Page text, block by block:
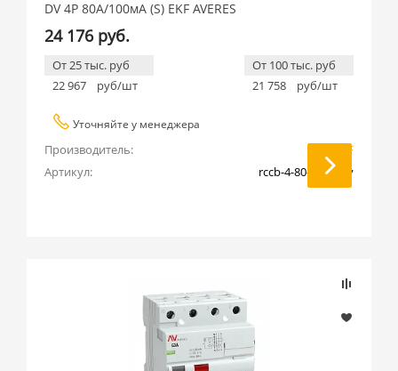
DV 4P 80А/100мА (S) EKF AVERES
24 176 руб.
От 25 тыс. руб
22 967
руб/шт
От 100 тыс. руб
21 758
руб/шт
Уточняйте у менеджера
Производитель:
EKF
Артикул:
rccb-4-80-100-s-av